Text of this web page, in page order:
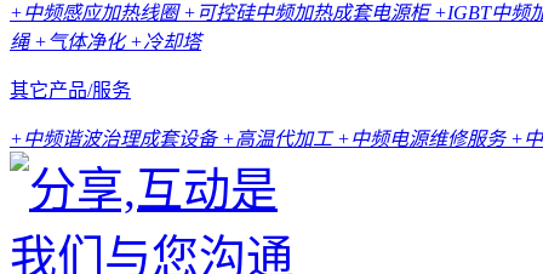
+中频感应加热线圈+可控硅中频加热成套电源柜+IGBT中频
绳 +气体净化+冷却塔
其它产品/服务
+中频谐波治理成套设备 +高温代加工+中频电源维修服务 +